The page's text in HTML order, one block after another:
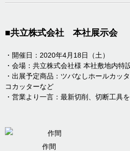
■共立株式会社 本社展示会
・開催日：2020年4月18日（土）
・会場：共立株式会社様 本社敷地内特
・出展予定商品：ツバなしホールカッ
コカッターなど
・営業より一言：最新切削、切断工具
作間